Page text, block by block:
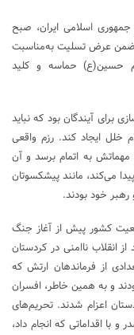
اسلامی ایران، صبح
ستاد آجا ضمن عرض تسلیت به‌مناسبت
حسین(ع) حماسه و کلید
برای آیندگان بود که نباید
خلل ایجاد کند. رزم واقعی
مهماتش به اتمام برسد و آن
می‌کند، مانند پیشکسوتان
خود بودند.
کشور پیش از آغاز جنگ
انقلاب ناامنی در کردستان
از فرماندهان ارتش که
و به همین خاطر، افسران
اعزام شدند. تحریم‌های
با اقداماتی که انجام داد،